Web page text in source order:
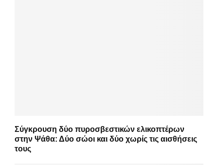
Σύγκρουση δύο πυροσβεστικών ελικοπτέρων
στην Ψάθα: Δύο σώοι και δύο χωρίς τις αισθήσεις
τους